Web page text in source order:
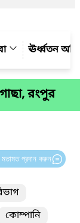
ঊর্ধ্বতন
রংপুর
প্রদান করুন
কোম্পানি